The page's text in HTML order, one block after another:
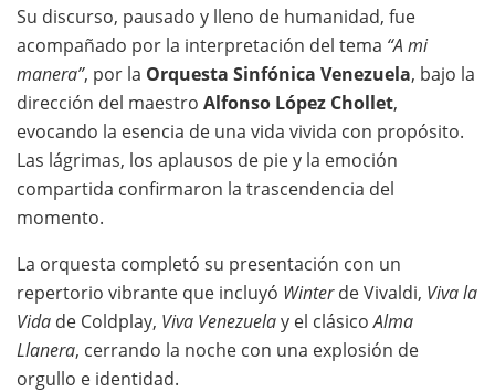
Su discurso, pausado y lleno de humanidad, fue
acompañado por la interpretación del tema “A mi
manera”, por la Orquesta Sinfónica Venezuela, bajo la
dirección del maestro Alfonso López Chollet,
evocando la esencia de una vida vivida con propósito.
Las lágrimas, los aplausos de pie y la emoción
compartida confirmaron la trascendencia del
momento.
La orquesta completó su presentación con un
repertorio vibrante que incluyó Winterde Vivaldi, Viva la
Vida de Coldplay, Viva Venezuelay el clásicoAlma
Llanera, cerrando la noche con una explosión de
orgullo e identidad.